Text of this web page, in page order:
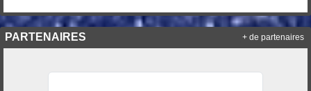
PARTENAIRES + de partenaires